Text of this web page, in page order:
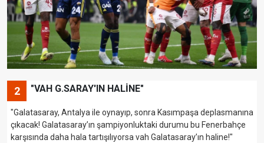
2 "VAH G.SARAY'IN HALİNE"
"Galatasaray, Antalya ile oynayıp, sonra Kasımpaşa deplasmanına
çıkacak! Galatasaray’ın şampiyonluktaki durumu bu Fenerbahçe
karşısında daha hala tartışılıyorsa vah Galatasaray’ın haline!"